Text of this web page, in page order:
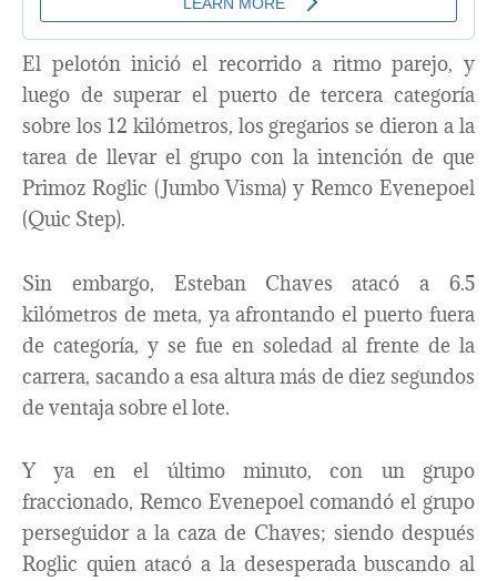
El pelotón inició el recorrido a ritmo parejo, y
luego de superar el puerto de tercera categoría
sobre los 12 kilómetros, los gregarios se dieron a la
tarea de llevar el grupo con la intención de que
Primoz Roglic (Jumbo Visma) y Remco Evenepoel
(Quic Step).
Sin embargo, Esteban Chaves atacó a 6.5
kilómetros de meta, ya afrontando el puerto fuera
de categoría, y se fue en soledad al frente de la
carrera, sacando a esa altura más de diez segundos
de ventaja sobre el lote.
Y ya en el último minuto, con un grupo
fraccionado, Remco Evenepoel comandó el grupo
perseguidor a la caza de Chaves; siendo después
Roglic quien atacó a la desesperada buscando al